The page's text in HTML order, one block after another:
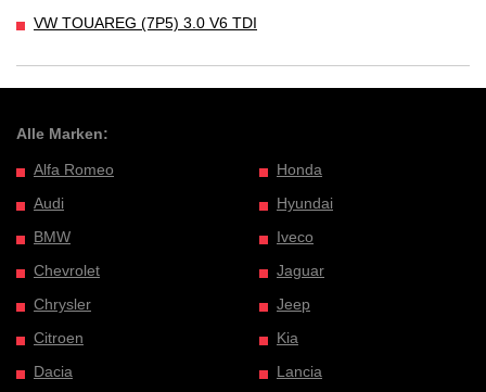
VW TOUAREG (7P5) 3.0 V6 TDI
Alle Marken:
Alfa Romeo
Audi
BMW
Chevrolet
Chrysler
Citroen
Dacia
Honda
Hyundai
Iveco
Jaguar
Jeep
Kia
Lancia